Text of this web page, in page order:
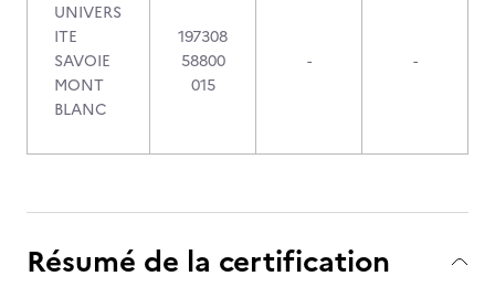
UNIVERS
ITE
SAVOIE
MONT
BLANC
197308
58800
015
- -
Résumé de la certification